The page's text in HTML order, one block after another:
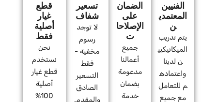
الفنيين
المعتمدي
ن
يتم تدريب
الميكانيكيي
ن لدينا
واعتماده
م للتعامل
مع جميع
الضمان
على
الإصلاحا
ت
جميع
أعمالنا
مدعومة
بضمان
خدمة
تسعير
شفاف
لا توجد
رسوم
مخفية -
فقط
التسعير
الصادق
والمقدم.
قطع
غيار
أصلية
فقط
نحن
نستخدم
قطع غيار
أصلية
100%